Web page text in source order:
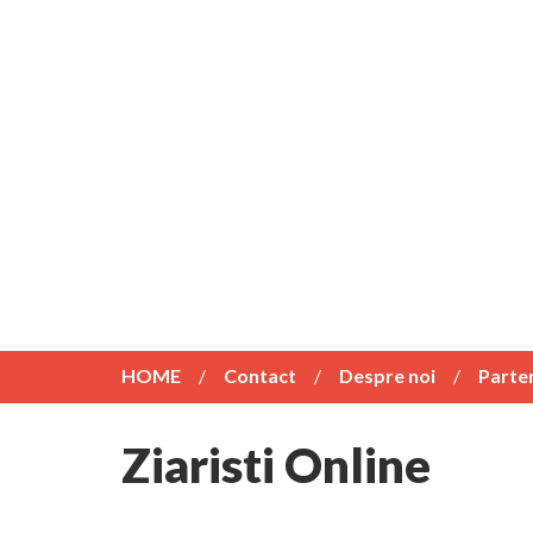
HOME Contact Despre noi
Ziaristi Online